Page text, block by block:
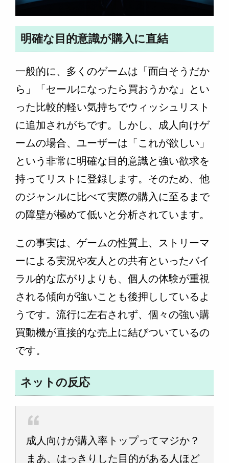
明確な目的意識が購入に直結
一般的に、多くのゲームは「面白そうだか
ら」「セールになったら買おうかな」とい
った比較的軽い気持ちでウィッシュリスト
に追加されがちです。しかし、成人向けゲ
ームの場合、ユーザーは「これが欲しい」
という非常に明確な目的意識と強い欲求を
持ってリストに登録します。そのため、他
のジャンルに比べて実際の購入に至るまで
の障壁が極めて低いと分析されています。
この事実は、ゲームの性質上、ストリーマ
ーによる実況や友人との共有といったバイ
ラル的な広がりよりも、個人の体験が重視
される傾向が強いことも後押ししているよ
うです。流行に左右されず、個々の強い購
買動機が直接的な売上に結びついているの
です。
ネットの反応
成人向けが購入率トップってマジか？
まあ、はっきりした目的がある人ほど